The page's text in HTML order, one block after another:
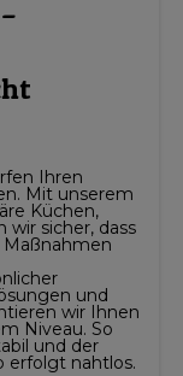
Ihren
Mit unserem
Küchen,
wir sicher, dass
und
wir Ihnen
Niveau. So
und der
erfolgt nahtlos.